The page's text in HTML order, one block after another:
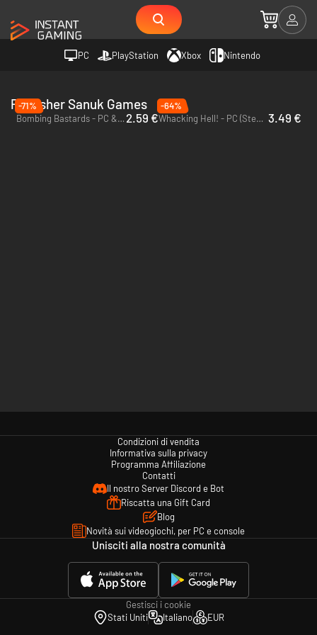
PC PlayStation Xbox Nintendo
Publisher Sanuk Games
-71%
Bombing Bastards - PC & Mac (Steam) 2.59 €
-64%
Whacking Hell! - PC (Steam) 3.49 €
Condizioni di vendita
Informativa sulla privacy
Programma Affiliazione
Contatti
Il nostro Server Discord e Bot
Riscatta una Gift Card
Blog
Novità sui videogiochi, per PC e console
Unisciti alla nostra comunità
Gestisci i cookie
Stati Uniti
Italiano EUR